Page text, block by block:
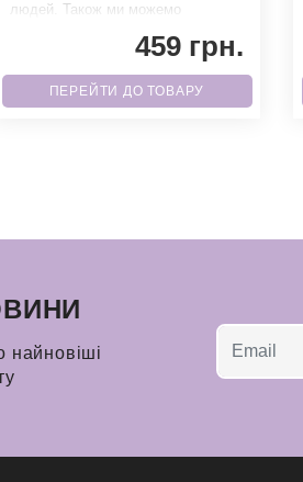
людей. Також ми можемо
459 грн.
ПЕРЕЙТИ ДО ТОВАРУ